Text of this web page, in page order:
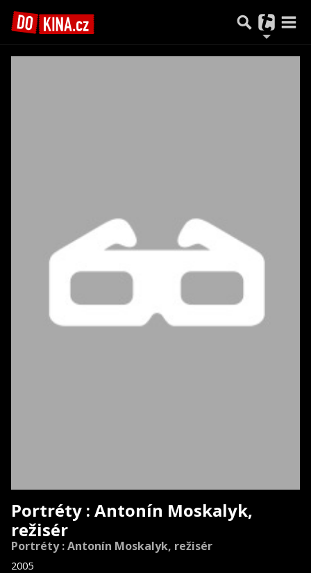
Portréty : Antonín Moskalyk,
režisér
Portréty : Antonín Moskalyk, režisér
2005